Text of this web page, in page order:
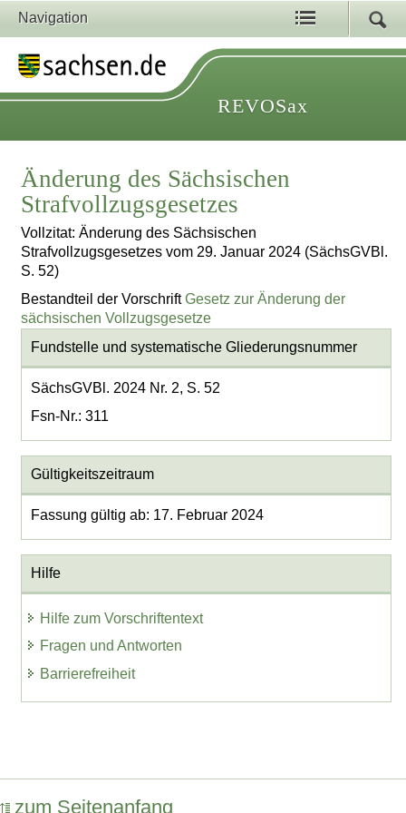
Navigation
REVOSax
Änderung des Sächsischen
Strafvollzugsgesetzes
Vollzitat: Änderung des Sächsischen
Strafvollzugsgesetzes vom 29. Januar 2024 (SächsGVBl.
S. 52)
Bestandteil der VorschriftGesetz zur Änderung der
sächsischen Vollzugsgesetze
Fundstelle und systematische Gliederungsnummer
SächsGVBl. 2024 Nr. 2, S. 52
Fsn-Nr.: 311
Gültigkeitszeitraum
Fassung gültig ab: 17. Februar 2024
Hilfe
Hilfe zum Vorschriftentext
Fragen und Antworten
Barrierefreiheit
zum Seitenanfang